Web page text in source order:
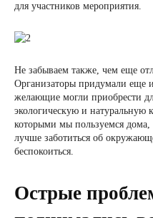
для участников мероприятия.
Не забываем также, чем еще
Организаторы придумали еще
желающие могли приобрести
экологическую и натуральную
которыми мы пользуемся
лучше заботиться об
беспокоиться.
Острые